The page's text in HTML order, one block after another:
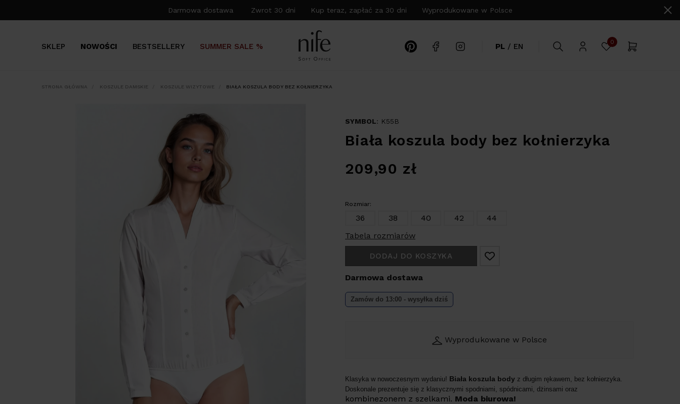
Darmowa dostawa Zwrot 30 dni Kup teraz, zapłać za 30 dni Wyprodukowane w Polsce
SKLEP NOWOŚCI BESTSELLERY SUMMER SALE % PL / EN 0
STRONA GŁÓWNA KOSZULE DAMSKIE KOSZULE WIZYTOWE BIAŁA KOSZULA BODY BEZ KOŁNIERZYKA
SYMBOL: K55B
Biała koszula body bez kołnierzyka
209,90 zł
Rozmiar:
36 38 40 42
44
Tabela rozmiarów
DODAJ DO KOSZYKA
Darmowa dostawa
Zamów do 13:00 - wysyłka dziś
Wyprodukowane w Polsce
Klasyka w nowoczesnym wydaniu! Biała koszula body z długim rękawem, bez kołnierzyka.
Doskonale prezentuje się z klasycznymi spodniami, spódnicami, dżinsami oraz
kombinezonem z szelkami. Moda biurowa!